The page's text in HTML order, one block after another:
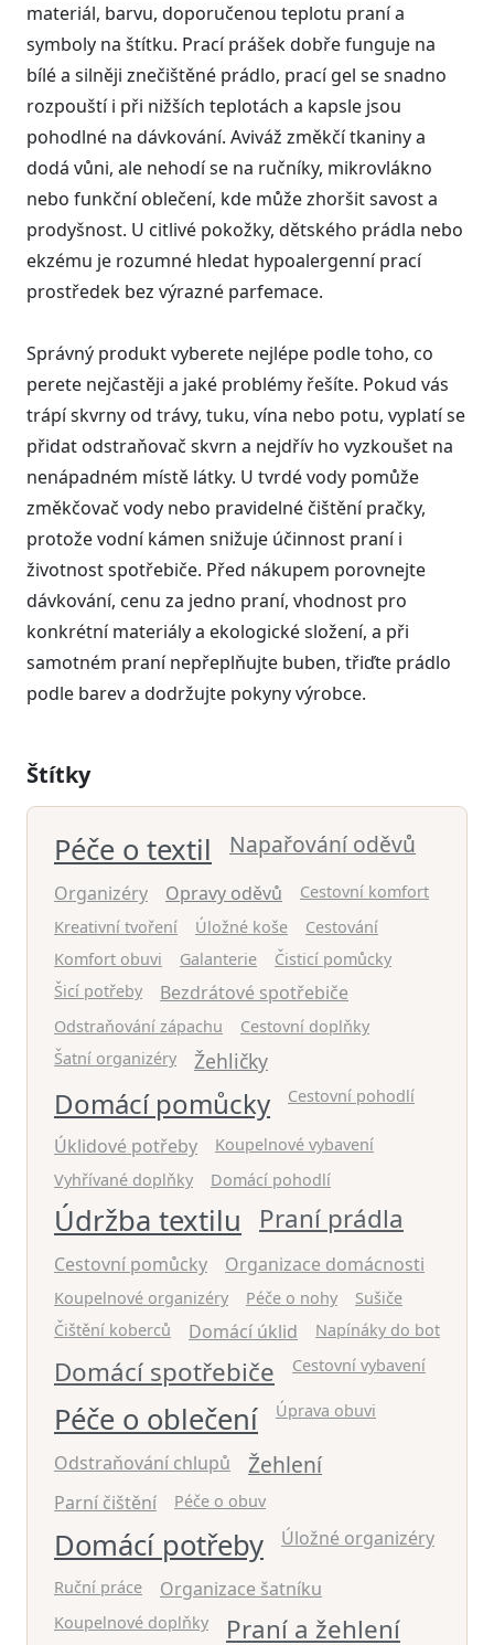
materiál, barvu, doporučenou teplotu praní a
symboly na štítku. Prací prášek dobře funguje na
bílé a silněji znečištěné prádlo, prací gel se snadno
rozpouští i při nižších teplotách a kapsle jsou
pohodlné na dávkování. Aviváž změkčí tkaniny a
dodá vůni, ale nehodí se na ručníky, mikrovlákno
nebo funkční oblečení, kde může zhoršit savost a
prodyšnost. U citlivé pokožky, dětského prádla nebo
ekzému je rozumné hledat hypoalergenní prací
prostředek bez výrazné parfemace.
Správný produkt vyberete nejlépe podle toho, co
perete nejčastěji a jaké problémy řešíte. Pokud vás
trápí skvrny od trávy, tuku, vína nebo potu, vyplatí se
přidat odstraňovač skvrn a nejdřív ho vyzkoušet na
nenápadném místě látky. U tvrdé vody pomůže
změkčovač vody nebo pravidelné čištění pračky,
protože vodní kámen snižuje účinnost praní i
životnost spotřebiče. Před nákupem porovnejte
dávkování, cenu za jedno praní, vhodnost pro
konkrétní materiály a ekologické složení, a při
samotném praní nepřeplňujte buben, třiďte prádlo
podle barev a dodržujte pokyny výrobce.
Štítky
Péče o textil Napařování oděvů
Organizéry Opravy oděvů
Cestovní komfort
Kreativní tvoření
Úložné koše
Cestování
Komfort obuvi
Galanterie
Čisticí pomůcky
Šicí potřeby
Bezdrátové spotřebiče
Odstraňování zápachu
Cestovní doplňky
Šatní organizéry
Žehličky
Domácí pomůcky Cestovní pohodlí
Úklidové potřeby
Koupelnové vybavení
Vyhřívané doplňky
Domácí pohodlí
Údržba textilu Praní prádla
Cestovní pomůcky Organizace domácnosti
Koupelnové organizéry Péče o nohy
Sušiče
Čištění koberců
Domácí úklid Napínáky do bot
Domácí spotřebiče Cestovní vybavení
Péče o oblečení Úprava obuvi
Odstraňování chlupů Žehlení
Parní čištění Péče o obuv
Domácí potřeby Úložné organizéry
Ruční práce Organizace šatníku
Koupelnové doplňky Praní a žehlení